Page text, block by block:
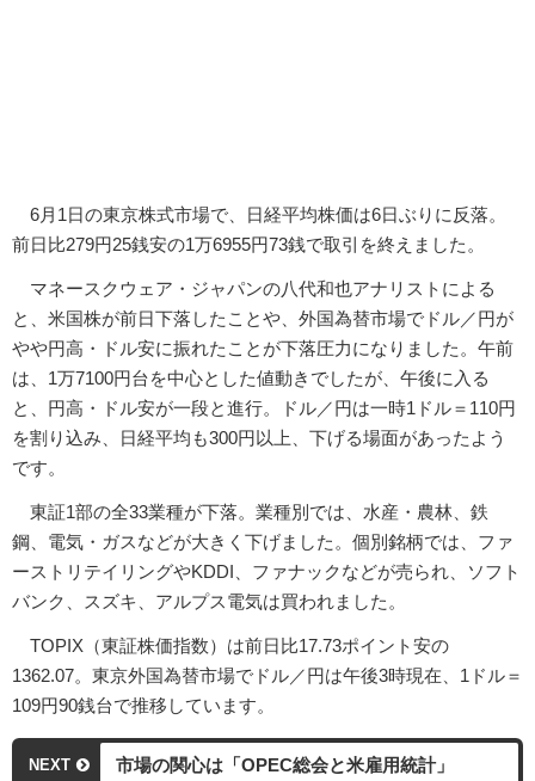
6月1日の東京株式市場で、日経平均株価は6日ぶりに反落。
前日比279円25銭安の1万6955円73銭で取引を終えました。
マネースクウェア・ジャパンの八代和也アナリストによる
と、米国株が前日下落したことや、外国為替市場でドル／円が
やや円高・ドル安に振れたことが下落圧力になりました。午前
は、1万7100円台を中心とした値動きでしたが、午後に入る
と、円高・ドル安が一段と進行。ドル／円は一時1ドル＝110円
を割り込み、日経平均も300円以上、下げる場面があったよう
です。
東証1部の全33業種が下落。業種別では、水産・農林、鉄
鋼、電気・ガスなどが大きく下げました。個別銘柄では、ファ
ーストリテイリングやKDDI、ファナックなどが売られ、ソフト
バンク、スズキ、アルプス電気は買われました。
TOPIX（東証株価指数）は前日比17.73ポイント安の
1362.07。東京外国為替市場でドル／円は午後3時現在、1ドル＝
109円90銭台で推移しています。
NEXT 市場の関心は「OPEC総会と米雇用統計」